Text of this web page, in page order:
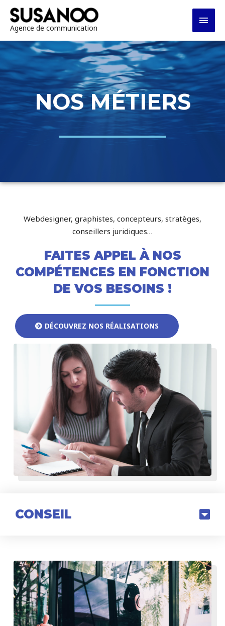
Agence de communication
NOS MÉTIERS
Webdesigner, graphistes, concepteurs, stratèges,
conseillers juridiques…
FAITES APPEL À NOS
COMPÉTENCES EN FONCTION
DE VOS BESOINS !
DÉCOUVREZ NOS RÉALISATIONS
CONSEIL